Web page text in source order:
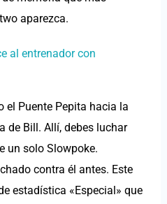
aparezca.
al entrenador con
el Puente Pepita hacia la
de Bill. Allí, debes luchar
un solo Slowpoke.
contra él antes. Este
estadística «Especial» que